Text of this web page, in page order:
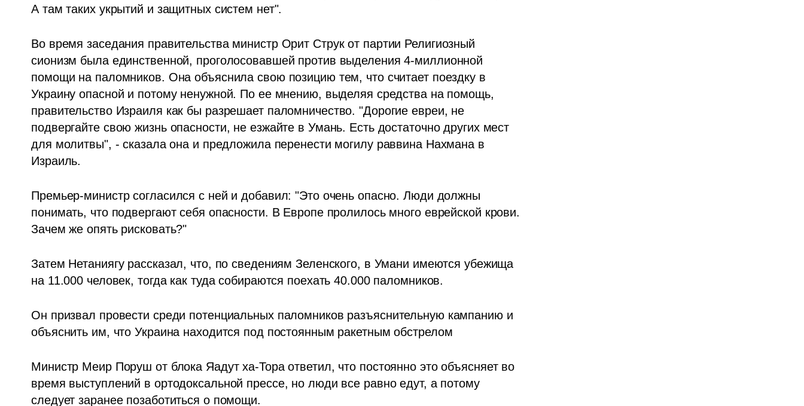
А там таких укрытий и защитных систем нет".
Во время заседания правительства министр Орит Струк от партии Религиозный
сионизм была единственной, проголосовавшей против выделения 4-миллионной
помощи на паломников. Она объяснила свою позицию тем, что считает поездку в
Украину опасной и потому ненужной. По ее мнению, выделяя средства на помощь,
правительство Израиля как бы разрешает паломничество. "Дорогие евреи, не
подвергайте свою жизнь опасности, не езжайте в Умань. Есть достаточно других мест
для молитвы", - сказала она и предложила перенести могилу раввина Нахмана в
Израиль.
Премьер-министр согласился с ней и добавил: "Это очень опасно. Люди должны
понимать, что подвергают себя опасности. В Европе пролилось много еврейской крови.
Зачем же опять рисковать?"
Затем Нетаниягу рассказал, что, по сведениям Зеленского, в Умани имеются убежища
на 11.000 человек, тогда как туда собираются поехать 40.000 паломников.
Он призвал провести среди потенциальных паломников разъяснительную кампанию и
объяснить им, что Украина находится под постоянным ракетным обстрелом
Министр Меир Поруш от блока Яадут ха-Тора ответил, что постоянно это объясняет во
время выступлений в ортодоксальной прессе, но люди все равно едут, а потому
следует заранее позаботиться о помощи.